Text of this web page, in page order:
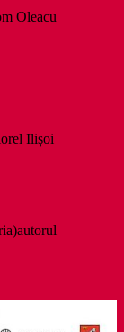
Oleacu
Ilișoi